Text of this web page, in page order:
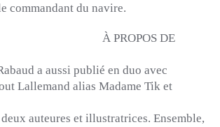
commandant du navire.
DE
a aussi publié en duo avec
Lallemand alias Madame Tik et
auteures et illustratrices. Ensemble,